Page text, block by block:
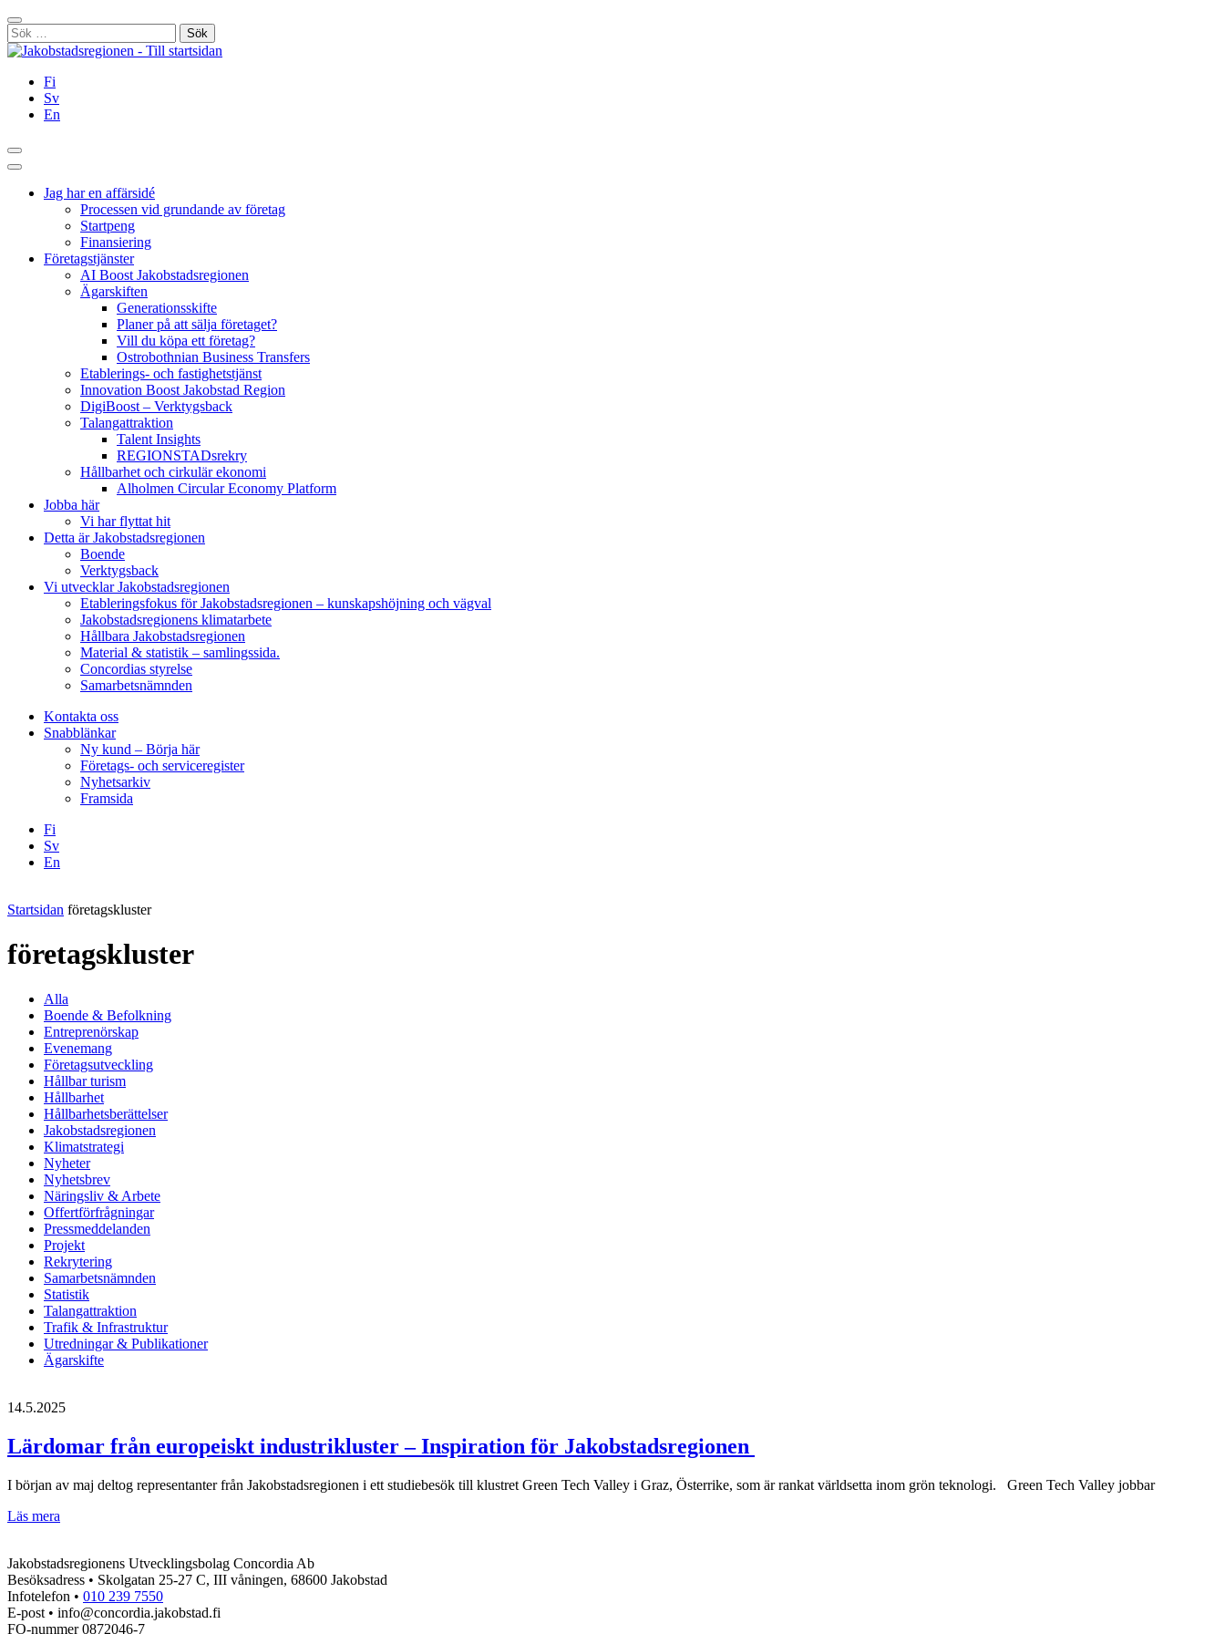
Hoppa
till
innehållet
Stäng
Sök
efter:
Fi
Sv
En
Sök
Huvudmeny
Jag har en affärsidé
Processen vid grundande av företag
Startpeng
Finansiering
Företagstjänster
AI Boost Jakobstadsregionen
Ägarskiften
Generationsskifte
Planer på att sälja företaget?
Vill du köpa ett företag?
Ostrobothnian Business Transfers
Etablerings- och fastighetstjänst
Innovation Boost Jakobstad Region
DigiBoost – Verktygsback
Talangattraktion
Talent Insights
REGIONSTADsrekry
Hållbarhet och cirkulär ekonomi
Alholmen Circular Economy Platform
Jobba här
Vi har flyttat hit
Detta är Jakobstadsregionen
Boende
Verktygsback
Vi utvecklar Jakobstadsregionen
Etableringsfokus för Jakobstadsregionen – kunskapshöjning och vägval
Jakobstadsregionens klimatarbete
Hållbara Jakobstadsregionen
Material & statistik – samlingssida.
Concordias styrelse
Samarbetsnämnden
Kontakta oss
Snabblänkar
Ny kund – Börja här
Företags- och serviceregister
Nyhetsarkiv
Framsida
Fi
Sv
En
Startsidan företagskluster
företagskluster
Alla
Boende & Befolkning
Entreprenörskap
Evenemang
Företagsutveckling
Hållbar turism
Hållbarhet
Hållbarhetsberättelser
Jakobstadsregionen
Klimatstrategi
Nyheter
Nyhetsbrev
Näringsliv & Arbete
Offertförfrågningar
Pressmeddelanden
Projekt
Rekrytering
Samarbetsnämnden
Statistik
Talangattraktion
Trafik & Infrastruktur
Utredningar & Publikationer
Ägarskifte
14.5.2025
Lärdomar från europeiskt industrikluster – Inspiration för Jakobstadsregionen
I början av maj deltog representanter från Jakobstadsregionen i ett studiebesök till klustret Green Tech Valley i Graz, Österrike, som är rankat världsetta inom grön teknologi. Green Tech Valley jobbar
Läs mera
industrikluster
–
Inspiration
för
Jakobstadsregionen
Jakobstadsregionens Utvecklingsbolag Concordia Ab
Besöksadress • Skolgatan 25-27 C, III våningen, 68600 Jakobstad
Infotelefon • 010 239 7550
E-post • info@concordia.jakobstad.fi
FO-nummer 0872046-7